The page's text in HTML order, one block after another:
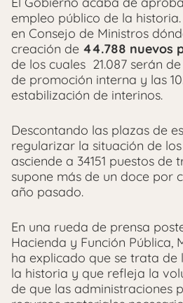
empleo público de la
en Consejo de Ministros
creación de 44.788 nuevos
de los cuales 21.087 serán de
de promoción interna y las
estabilización de interinos.
Descontando las plazas de
regularizar la situación de
asciende a 34151 puestos de
supone más de un doce por
año pasado.
En una rueda de prensa
Hacienda y Función Pública,
ha explicado que se trata
la historia y que refleja la
de que las administraciones